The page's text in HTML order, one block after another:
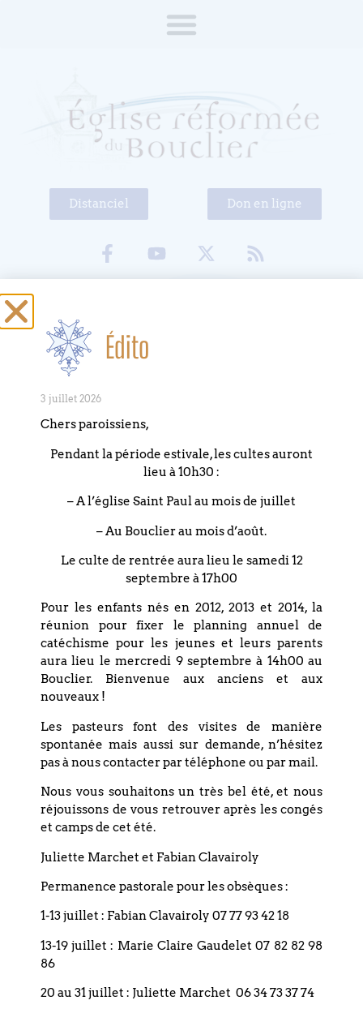
Distanciel Don en ligne
Groupe des
visiteurs
programmé.
Coordonnées
4 rue du Bouclier
67000 STRASBOURG
France
Email : paroisse.bouclier@orange.fr
Restez informé(e), abonnez-vous !
Édito
3 juillet 2026
Chers paroissiens,
Pendant la période estivale, les cultes auront
lieu à 10h30 :
– A l’église Saint Paul au mois de juillet
– Au Bouclier au mois d’août.
Le culte de rentrée aura lieu le samedi 12
septembre à 17h00
Pour les enfants nés en 2012, 2013 et 2014, la
réunion pour fixer le planning annuel de
catéchisme pour les jeunes et leurs parents
aura lieu le mercredi 9 septembre à 14h00 au
Bouclier. Bienvenue aux anciens et aux
nouveaux !
Les pasteurs font des visites de manière
spontanée mais aussi sur demande, n’hésitez
pas à nous contacter par téléphone ou par mail.
Nous vous souhaitons un très bel été, et nous
réjouissons de vous retrouver après les congés
et camps de cet été.
Juliette Marchet et Fabian Clavairoly
Permanence pastorale pour les obsèques :
1-13 juillet : Fabian Clavairoly 07 77 93 42 18
13-19 juillet : Marie Claire Gaudelet 07 82 82 98
86
20 au 31 juillet : Juliette Marchet 06 34 73 37 74